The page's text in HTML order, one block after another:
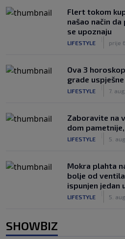
Flert tokom
našao način
se upoznaju
LIFESTYLE prije
Ova 3
grade
LIFESTYLE 7. aug.
Zaboravite na
dom
LIFESTYLE 5. aug.
Mokra plahta
bolje od
ispunjen jedan
LIFESTYLE 5. aug.
SHOWBIZ